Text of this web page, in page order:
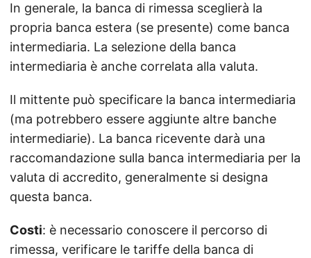
In generale, la banca di rimessa sceglierà la
propria banca estera (se presente) come banca
intermediaria. La selezione della banca
intermediaria è anche correlata alla valuta.
Il mittente può specificare la banca intermediaria
(ma potrebbero essere aggiunte altre banche
intermediarie). La banca ricevente darà una
raccomandazione sulla banca intermediaria per la
valuta di accredito, generalmente si designa
questa banca.
Costi: è necessario conoscere il percorso di
rimessa, verificare le tariffe della banca di